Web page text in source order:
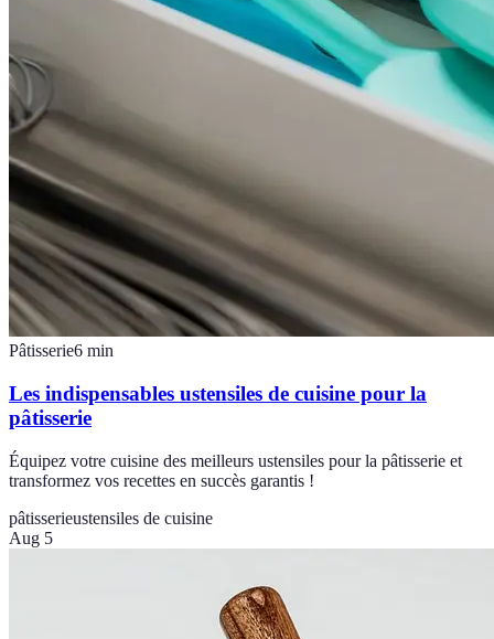
Pâtisserie6 min
Les indispensables ustensiles de cuisine pour la
pâtisserie
Équipez votre cuisine des meilleurs ustensiles pour la pâtisserie et
transformez vos recettes en succès garantis !
pâtisserieustensiles de cuisine
Aug 5